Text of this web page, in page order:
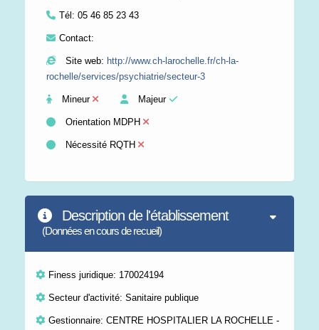
Tél: 05 46 85 23 43
Contact:
Site web: http://www.ch-larochelle.fr/ch-la-
rochelle/services/psychiatrie/secteur-3
Mineur Majeur
Orientation MDPH
Nécessité RQTH
Description de l'établissement
(Données en cours de recueil)
Finess juridique: 170024194
Secteur d'activité: Sanitaire publique
Gestionnaire: CENTRE HOSPITALIER LA ROCHELLE -